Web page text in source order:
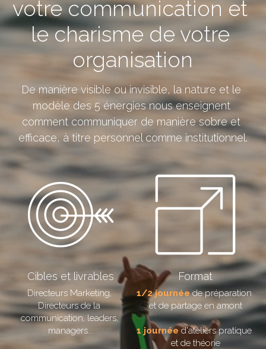
NOUS CONTACTER
votre communication et
le charisme de votre
organisation
De manière visible ou invisible, la nature et le
modèle des 5 énergies nous enseignent
comment communiquer de manière sobre et
efficace, à titre personnel comme institutionnel.
Cibles et livrables
Directeurs Marketing,
Directeurs de la
communication, leaders,
managers...
Format
1/2 journée de préparation
et de partage en amont
1 journée d'ateliers pratique
et de théorie